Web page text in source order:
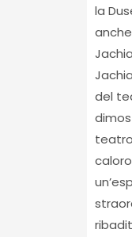
la
del